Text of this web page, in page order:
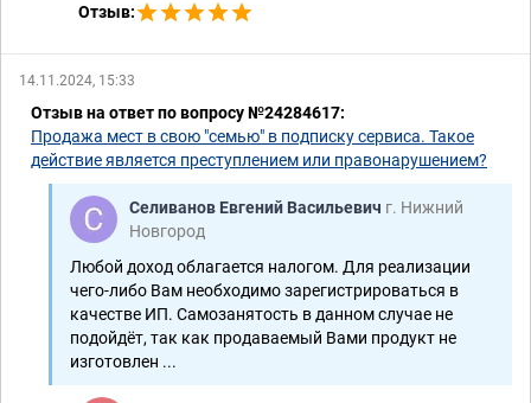
Отзыв:
14.11.2024, 15:33
Отзыв на ответ по вопросу №24284617:
Продажа мест в свою "семью" в подписку сервиса. Такое
действие является преступлением или правонарушением?
Селиванов Евгений Васильевич г. Нижний
Новгород
Любой доход облагается налогом. Для реализации
чего-либо Вам необходимо зарегистрироваться в
качестве ИП. Самозанятость в данном случае не
подойдёт, так как продаваемый Вами продукт не
изготовлен ...